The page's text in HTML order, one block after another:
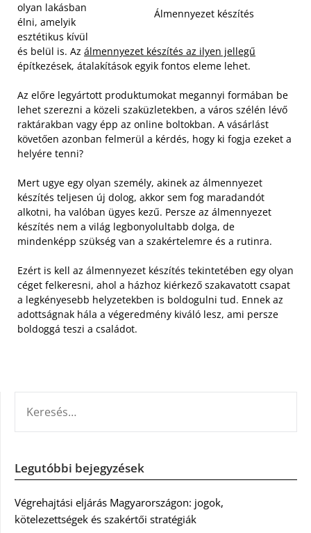
Álmennyezet készítés
olyan lakásban
élni, amelyik
esztétikus kívül
és belül is. Az álmennyezet készítés az ilyen jellegű
építkezések, átalakítások egyik fontos eleme lehet.
Az előre legyártott produktumokat megannyi formában be
lehet szerezni a közeli szaküzletekben, a város szélén lévő
raktárakban vagy épp az online boltokban. A vásárlást
követően azonban felmerül a kérdés, hogy ki fogja ezeket a
helyére tenni?
Mert ugye egy olyan személy, akinek az álmennyezet
készítés teljesen új dolog, akkor sem fog maradandót
alkotni, ha valóban ügyes kezű. Persze az álmennyezet
készítés nem a világ legbonyolultabb dolga, de
mindenképp szükség van a szakértelemre és a rutinra.
Ezért is kell az álmennyezet készítés tekintetében egy olyan
céget felkeresni, ahol a házhoz kiérkező szakavatott csapat
a legkényesebb helyzetekben is boldogulni tud. Ennek az
adottságnak hála a végeredmény kiváló lesz, ami persze
boldoggá teszi a családot.
Legutóbbi bejegyzések
Végrehajtási eljárás Magyarországon: jogok,
kötelezettségek és szakértői stratégiák